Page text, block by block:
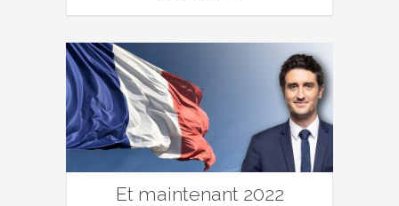
Et maintenant 2022